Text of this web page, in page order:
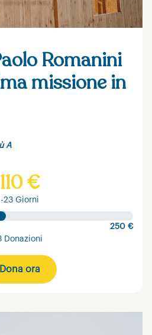
Romanini
missione in
A
110 €
-23 Giorni
250 €
Donazioni
Dona ora